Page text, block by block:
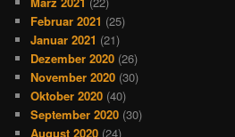
Februar 2021 (25)
Januar 2021 (21)
Dezember 2020 (26)
November 2020 (30)
Oktober 2020 (40)
September 2020 (30)
August 2020 (24)